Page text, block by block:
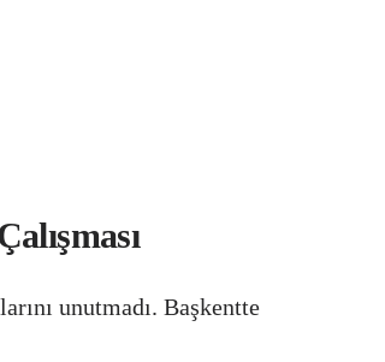
unutmadı. Başkentte